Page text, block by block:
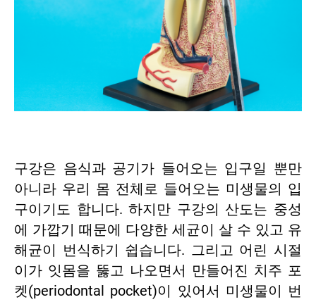
구강은 음식과 공기가 들어오는 입구일 뿐만
아니라 우리 몸 전체로 들어오는 미생물의 입
구이기도 합니다. 하지만 구강의 산도는 중성
에 가깝기 때문에 다양한 세균이 살 수 있고 유
해균이 번식하기 쉽습니다. 그리고 어린 시절
이가 잇몸을 뚫고 나오면서 만들어진 치주 포
켓(periodontal pocket)이 있어서 미생물이 번